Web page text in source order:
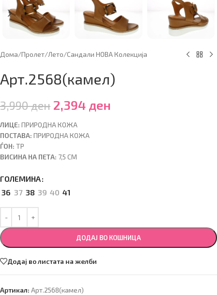
Дома/Пролет/Лето/Сандали НОВА Колекција
Арт.2568(камел)
3,990ден 2,394 ден
ЛИЦЕ: ПРИРОДНА КОЖА
ПОСТАВА: ПРИРОДНА КОЖА
ЃОН: ТР
ВИСИНА НА ПЕТА: 7,5 CM
ГОЛЕМИНА
36 37 38 39 40 41
ДОДАЈ ВО КОШНИЦА
Додај во листата на желби
Артикал: Арт.2568(камел)